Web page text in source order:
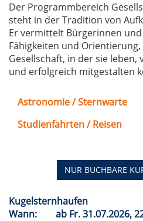
Der Programmbereich
steht in der Tradition von
Er vermittelt Bürgerinnen
Fähigkeiten und
Gesellschaft, in der sie
und erfolgreich mitgestalten
Astronomie / Sternwarte
Studienfahrten / Reisen
NUR BUCHBARE
Kugelsternhaufen
Wann:
ab Fr.31.07.2026,